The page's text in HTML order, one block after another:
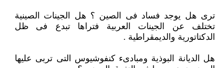
ترى هل يوجد فساد فى الصين ؟ هل الجينات الصينية
تختلف عن الجينات العربية فتراها تبدع فى ظل
الدكتاتورية والديمقراطية .
هل الديانة البوذية ومبادىء كنفوشيوس التى تربى عليها